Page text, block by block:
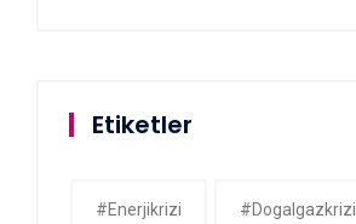
Etiketler
#enerjikrizi #dogalgazkrizi